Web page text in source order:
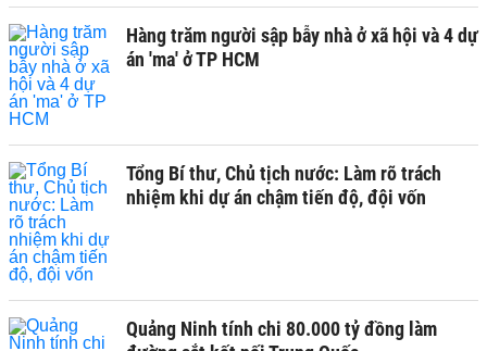
Hàng trăm người sập bẫy nhà ở xã hội và 4 dự
án 'ma' ở TP HCM
Tổng Bí thư, Chủ tịch nước: Làm rõ trách
nhiệm khi dự án chậm tiến độ, đội vốn
Quảng Ninh tính chi 80.000 tỷ đồng làm